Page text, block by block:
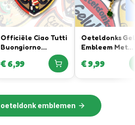
Officiële Ciao Tutti
Buongiorno
samenwerking met
€6,99
Oeteldonks
Embleem Met
Hanger
€9,99
oeteldonk emblemen